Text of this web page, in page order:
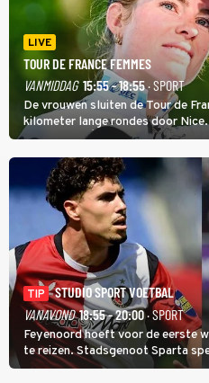
LIVE
TOUR DE FRANCE FEMMES
VANMIDDAG 15:55 - 18:55· SPORT
De vrouwen sluiten de Tour de
kilometer lange rondes door
zware Col d'Èze. Aan de finish
de eindwinnaar de laatste gele
TIP
STUDIO SPORT VOETBAL
VANAVOND 18:55 - 20:00· SPORT
Feyenoord hoeft voor de eerste
te reizen. Stadsgenoot Sparta
verderop. Feyenoord trok de